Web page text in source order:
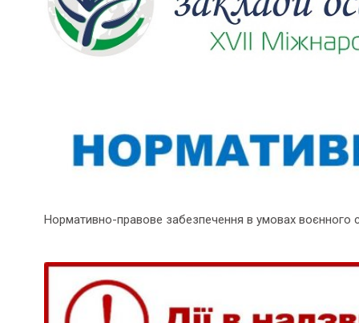
Нормативно-правове забезпечення в умовах воєнного